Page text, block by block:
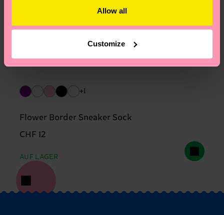
Allow all
Customize
+1
Flower Border Sneaker Sock
CHF 12
AUF LAGER